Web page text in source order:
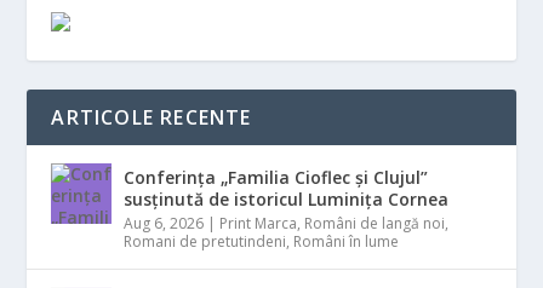
ARTICOLE RECENTE
Conferința „Familia Cioflec și Clujul”
susținută de istoricul Luminița Cornea
Aug 6, 2026 | Print Marca, Români de langă noi,
Romani de pretutindeni, Români în lume